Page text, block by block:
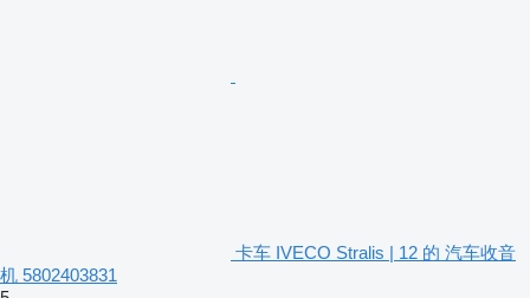
卡车 IVECO Stralis | 12 的 汽车收音
机 5802403831